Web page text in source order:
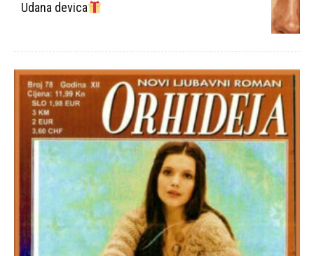
Udana devica